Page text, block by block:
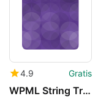
4.9 Gratis
WPML String Translation Importer